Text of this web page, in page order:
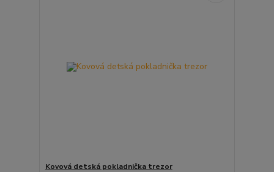
Kovová detská pokladnička trezor